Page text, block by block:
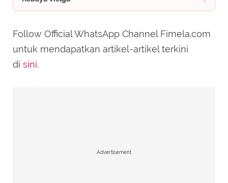
Follow Official WhatsApp Channel Fimela.com
untuk mendapatkan artikel-artikel terkini
di sini.
Advertisement